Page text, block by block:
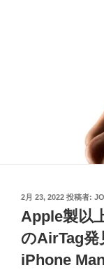
投
日:
2月 23, 2022 投稿者:
Apple製以
のAirTag発
iPhone